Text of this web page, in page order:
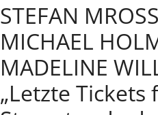
STEFAN
MICHAEL
MADELINE
„Letzte Tickets